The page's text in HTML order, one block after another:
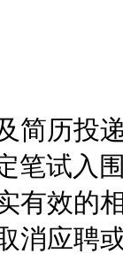
历投递
笔试入
有效的
消应聘